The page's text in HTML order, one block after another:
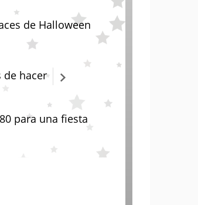
de Halloween
de hacer
para una fiesta